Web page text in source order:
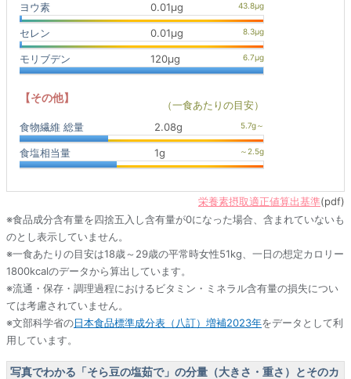
ヨウ素 0.01μg
セレン 0.01μg
モリブデン 120μg
【その他】
（一食あたりの目安）
食物繊維 総量
2.08g
食塩相当量 1g
栄養素摂取適正値算出基準(pdf)
※食品成分含有量を四捨五入し含有量が0になった場合、含まれていないも
のとし表示していません。
※一食あたりの目安は18歳～29歳の平常時女性51kg、一日の想定カロリー
1800kcalのデータから算出しています。
※流通・保存・調理過程におけるビタミン・ミネラル含有量の損失につい
ては考慮されていません。
※文部科学省の日本食品標準成分表（八訂）増補2023年をデータとして利
用しています。
写真でわかる「そら豆の塩茹で」の分量（大きさ・重さ）とそのカ